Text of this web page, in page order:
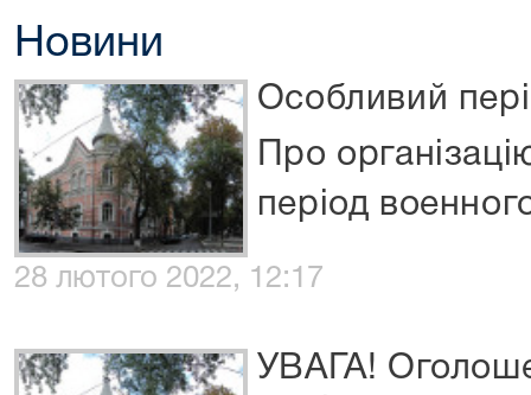
Новини
Особливий
Про
період
28 лютого 2022, 12:17
УВАГА!